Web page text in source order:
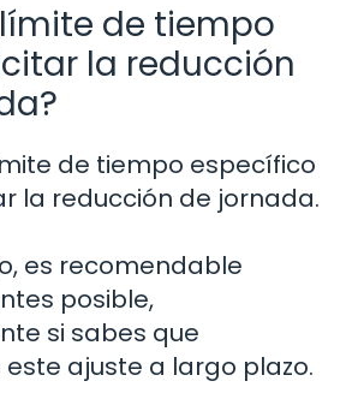
de tiempo
la reducción
de tiempo específico
la reducción de jornada.
es recomendable
posible,
si sabes que
ajuste a largo plazo.